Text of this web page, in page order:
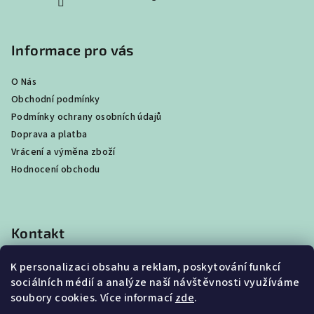
K personalizaci obsahu a reklam, poskytování funkcí
sociálních médií a analýze naší návštěvnosti využíváme
soubory cookies. Více informacízde.
Informace pro vás
O Nás
Obchodní podmínky
Podmínky ochrany osobních údajů
Doprava a platba
Vrácení a výměna zboží
Hodnocení obchodu
Kontakt
shop@best4beast.com
+420 734 673 849